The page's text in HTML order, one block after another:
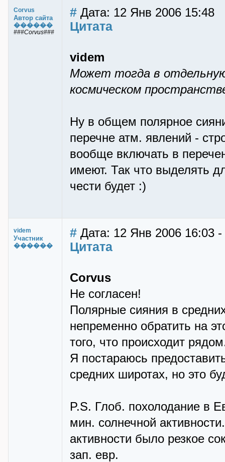
Corvus
Автор сайта
������
###Corvus###
# Дата: 12 Янв 2006 15:48
Цитата
videm
Может тогда в отдельную
космическом
Ну в общем полярное
перечне атм. явлений -
вообще включать в
имеют. Так что выделять
чести будет :)
videm
Участник
������
# Дата: 12 Янв 2006 16:03
Цитата
Corvus
Не согласен!
Полярные сияния в
непременно обратить на
того, что происходит
Я постараюсь
средних широтах, но это
P.S. Глоб. похолодание в
мин. солнечной
активности было резкое
зап. евр.